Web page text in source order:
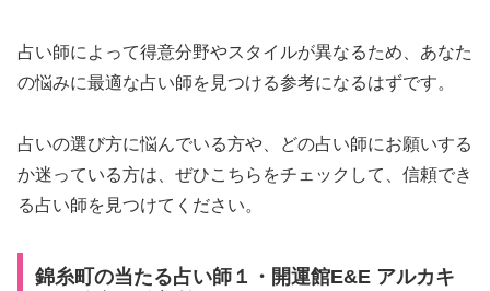
占い師によって得意分野やスタイルが異なるため、あなた
の悩みに最適な占い師を見つける参考になるはずです。
占いの選び方に悩んでいる方や、どの占い師にお願いする
か迷っている方は、ぜひこちらをチェックして、信頼でき
る占い師を見つけてください。
錦糸町の当たる占い師１・開運館E&E アルカキ